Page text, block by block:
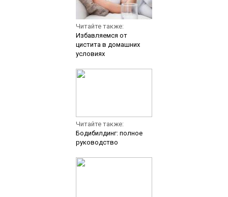
Читайте также:
Избавляемся от
цистита в домашних
условиях
Читайте также:
Бодибилдинг: полное
руководство